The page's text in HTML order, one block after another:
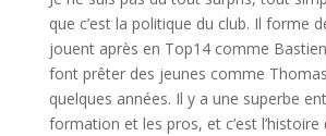
que c’est la politique du club. Il forme
jouent après en Top14 comme
font prêter des jeunes comme
quelques années. Il y a une superbe
formation et les pros, et c’est l’histoire